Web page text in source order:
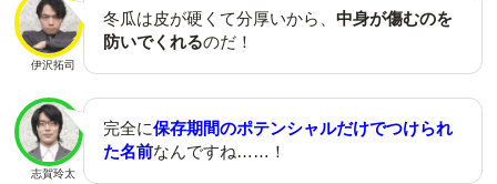
伊沢拓司
冬瓜は皮が硬くて分厚いから、中身が傷むのを
防いでくれるのだ！
志賀玲太
完全に保存期間のポテンシャルだけでつけられ
た名前なんですね……！